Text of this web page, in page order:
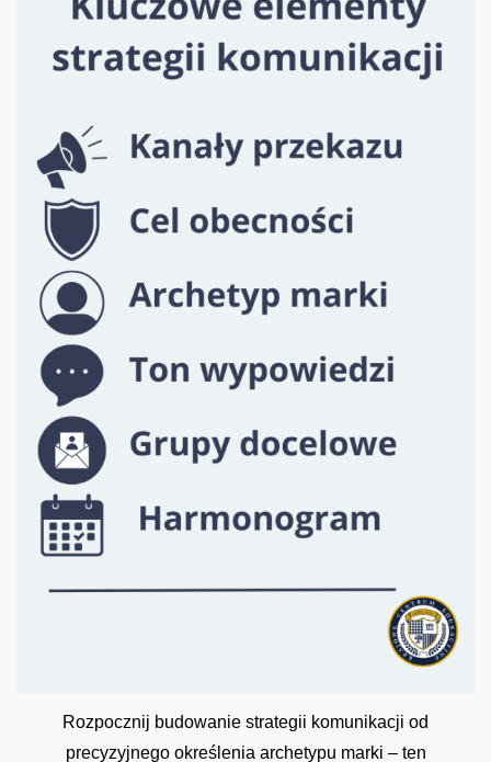
Rozpocznij budowanie strategii komunikacji od
precyzyjnego określenia archetypu marki – ten